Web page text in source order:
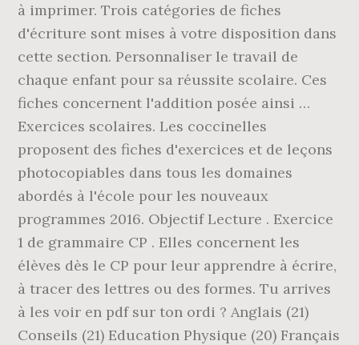
à imprimer. Trois catégories de fiches
d'écriture sont mises à votre disposition dans
cette section. Personnaliser le travail de
chaque enfant pour sa réussite scolaire. Ces
fiches concernent l'addition posée ainsi …
Exercices scolaires. Les coccinelles
proposent des fiches d'exercices et de leçons
photocopiables dans tous les domaines
abordés à l'école pour les nouveaux
programmes 2016. Objectif Lecture . Exercice
1 de grammaire CP . Elles concernent les
élèves dès le CP pour leur apprendre à écrire,
à tracer des lettres ou des formes. Tu arrives
à les voir en pdf sur ton ordi ? Anglais (21)
Conseils (21) Education Physique (20) Français